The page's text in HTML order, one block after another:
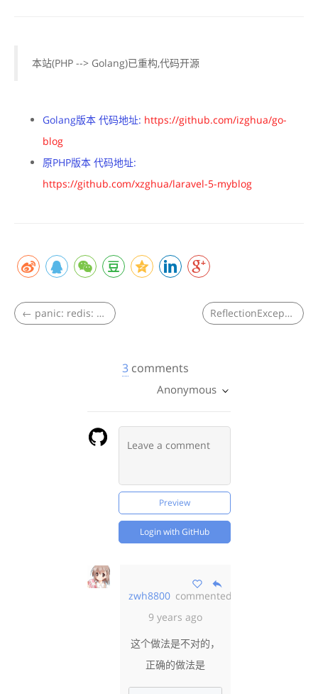
本站(PHP --> Golang)已重构,代码开源
Golang版本 代码地址: https://github.com/izghua/go-
blog
原PHP版本 代码地址:
https://github.com/xzghua/laravel-5-myblog
← panic: redis: you open connections too fast ReflectionException Class ClassName does not exist
3 comments
Anonymous
Preview
Login with GitHub
zwh8800 commented
9 years ago
这个做法是不对的，
正确的做法是